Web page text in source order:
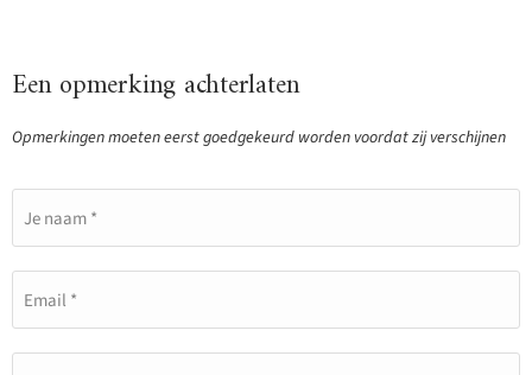
Een opmerking achterlaten
Opmerkingen moeten eerst goedgekeurd worden voordat zij verschijnen
Je naam *
Email *